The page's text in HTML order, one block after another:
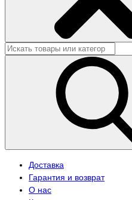
Доставка
Гарантия и возврат
О нас